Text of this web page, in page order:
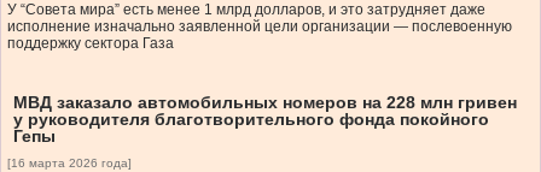
У “Совета мира” есть менее 1 млрд долларов, и это затрудняет даже
исполнение изначально заявленной цели организации — послевоенную
поддержку сектора Газа
МВД заказало автомобильных номеров на 228 млн гривен
у руководителя благотворительного фонда покойного
Гепы
[16 марта 2026 года]